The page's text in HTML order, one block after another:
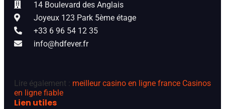
14 Boulevard des Anglais
Joyeux 123 Park 5ème étage
+33 6 96 54 12 35
info@hdfever.fr
Lire également : meilleur casino en ligne france Casinos
en ligne fiable
Lien utiles